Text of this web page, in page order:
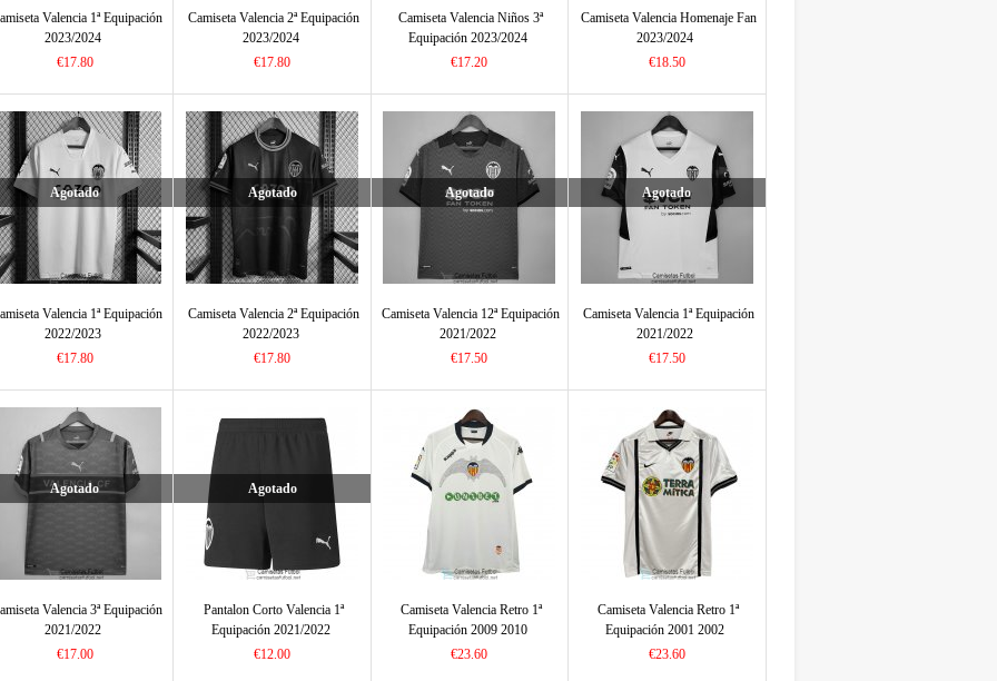
Valencia 1ª Equipación
2023/2024
€17.80
Camiseta Valencia 2ª Equipación
2023/2024
€17.80
Camiseta Valencia Niños 3ª
Equipación 2023/2024
€17.20
Camiseta Valencia Homenaje Fan
2023/2024
€18.50
Agotado
Valencia 1ª Equipación
2022/2023
€17.80
Agotado
Camiseta Valencia 2ª Equipación
2022/2023
€17.80
Agotado
Camiseta Valencia 12ª Equipación
2021/2022
€17.50
Agotado
Camiseta Valencia 1ª Equipación
2021/2022
€17.50
Agotado
Valencia 3ª Equipación
2021/2022
€17.00
Agotado
Pantalon Corto Valencia 1ª
Equipación 2021/2022
€12.00
Camiseta Valencia Retro 1ª
Equipación 2009 2010
€23.60
Camiseta Valencia Retro 1ª
Equipación 2001 2002
€23.60